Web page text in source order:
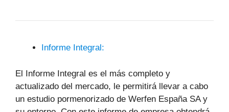
Informe Integral:
El Informe Integral es el más completo y
actualizado del mercado, le permitirá llevar a cabo
un estudio pormenorizado de Werfen España SA y